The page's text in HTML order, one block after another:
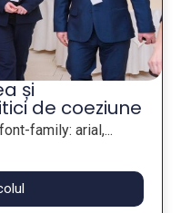
și
de coeziune
autoritatile
Uniunii
family: arial,...